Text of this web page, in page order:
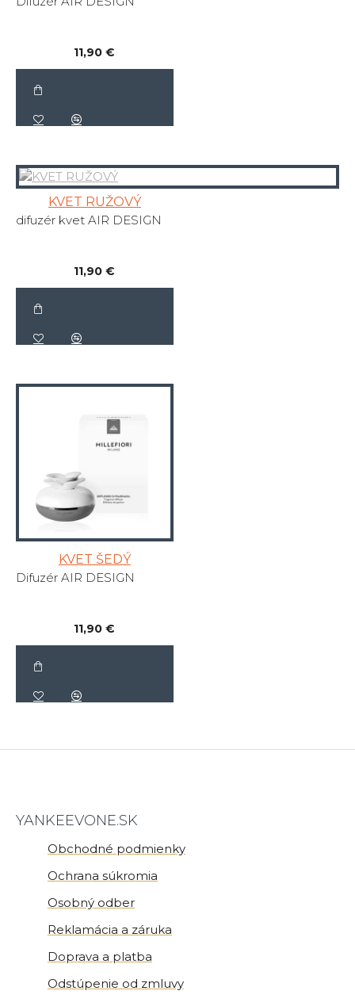
11,90 €
KVET RUŽOVÝ
difuzér kvet AIR DESIGN
11,90 €
KVET ŠEDÝ
Difuzér AIR DESIGN
11,90 €
YANKEEVONE.SK
Obchodné podmienky
Ochrana súkromia
Osobný odber
Reklamácia a záruka
Doprava a platba
Odstúpenie od zmluvy